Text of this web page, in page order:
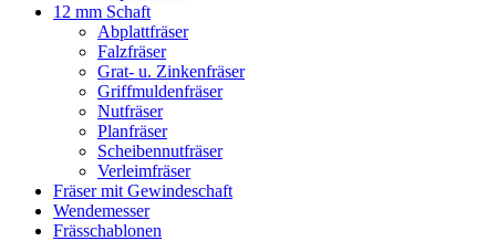
12 mm Schaft
Abplattfräser
Falzfräser
Grat- u. Zinkenfräser
Griffmuldenfräser
Nutfräser
Planfräser
Scheibennutfräser
Verleimfräser
Fräser mit Gewindeschaft
Wendemesser
Frässchablonen